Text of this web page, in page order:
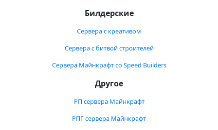
Билдерские
Сервера с креативом
Сервера с битвой строителей
Сервера Майнкрафт со Speed Builders
Другое
РП сервера Майнкрафт
РПГ сервера Майнкрафт